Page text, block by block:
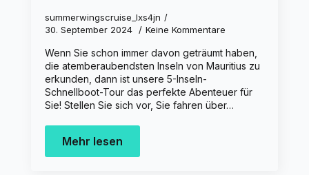
summerwingscruise_lxs4jn
30. September 2024
Keine Kommentare
Wenn Sie schon immer davon geträumt haben,
die atemberaubendsten Inseln von Mauritius zu
erkunden, dann ist unsere 5-Inseln-
Schnellboot-Tour das perfekte Abenteuer für
Sie! Stellen Sie sich vor, Sie fahren über…
Mehr lesen